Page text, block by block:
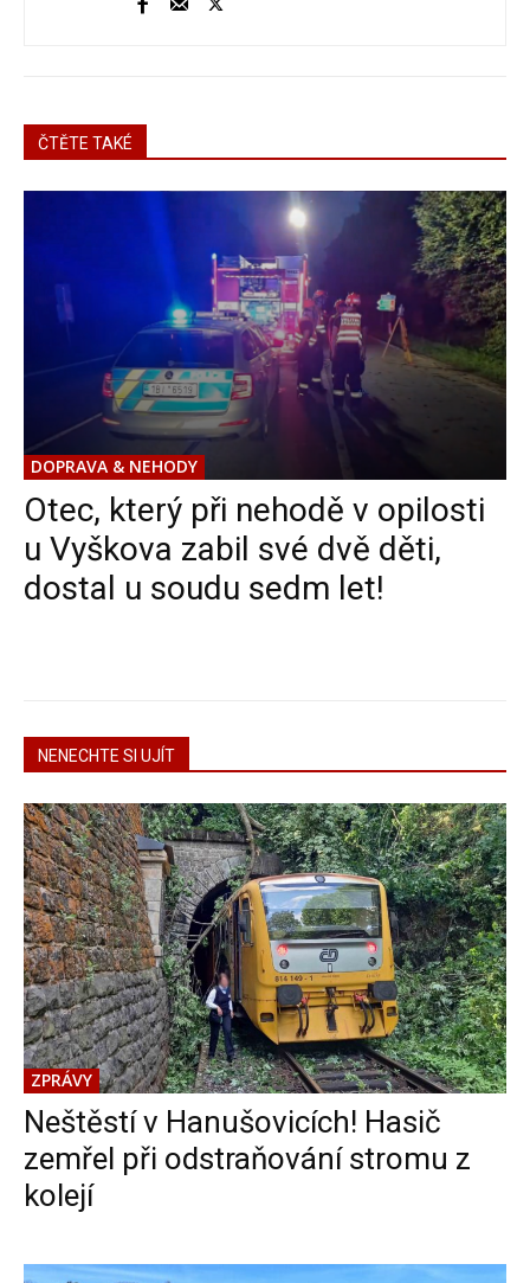
ČTĚTE TAKÉ
DOPRAVA & NEHODY
Otec, který při nehodě v opilosti
u Vyškova zabil své dvě děti,
dostal u soudu sedm let!
NENECHTE SI UJÍT
ZPRÁVY
Neštěstí v Hanušovicích! Hasič
zemřel při odstraňování stromu z
kolejí